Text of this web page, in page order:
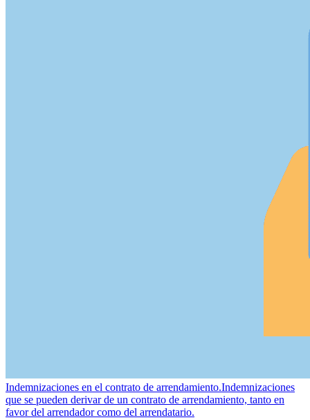
Indemnizaciones en el contrato de arrendamiento.Indemnizaciones
que se pueden derivar de un contrato de arrendamiento, tanto en
favor del arrendador como del arrendatario.